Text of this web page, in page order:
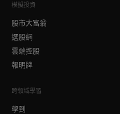
模擬投資
股市大富翁
選股網
雲端控股
報明牌
跨領域學習
學到